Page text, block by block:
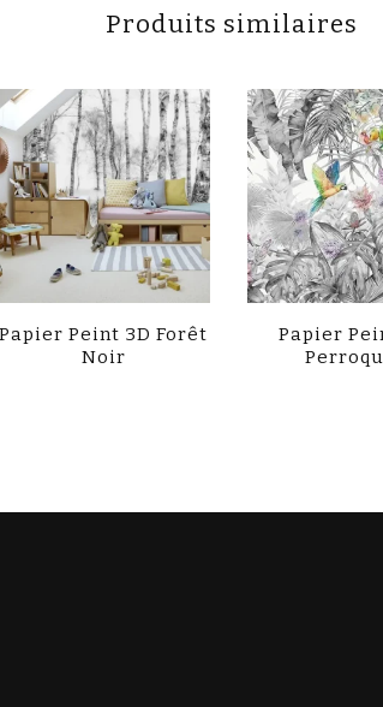
Produits similaires
Papier Peint 3D Forêt
Noir
Papier